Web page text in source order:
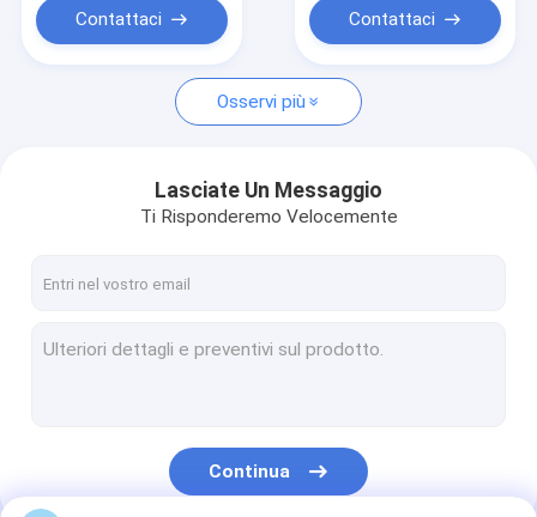
Casi
Rivelatore di perdita della conduttura dell'acqua
Monitoraggio delle perdite della rete di tubazioni
Attrezzatura geologica di esplorazione
rivelatore di perdita dell'acqua sotterranea
Contattaci Contattaci
Osservi più
Lasciate Un Messaggio
Ti Risponderemo Velocemente
Continua